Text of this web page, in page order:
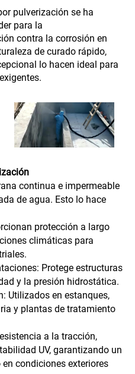
pulverización se ha
para la
contra la corrosión en
de curado rápido,
lo hacen ideal para
continua e impermeable
de agua. Esto lo hace
protección a largo
climáticas para
Protege estructuras
y la presión hidrostática.
Utilizados en estanques,
y plantas de tratamiento
a la tracción,
UV, garantizando un
condiciones exteriores